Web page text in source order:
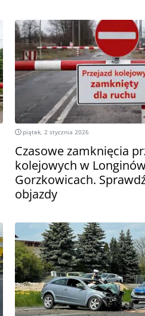
piątek, 2 stycznia 2026
Czasowe zamknięcia
kolejowych w
Gorzkowicach.
objazdy